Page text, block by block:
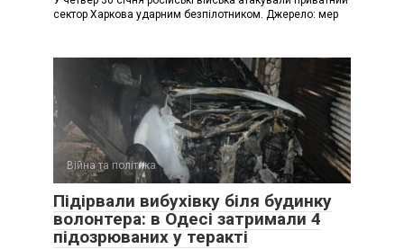
сектор Харкова ударним безпілотником. Джерело: мер
Війна та політика
Підірвали вибухівку біля будинку
волонтера: в Одесі затримали 4
підозрюваних у теракті